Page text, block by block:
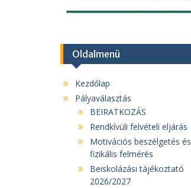
Oldalmenü
Kezdőlap
Pályaválasztás
BEIRATKOZÁS
Rendkívüli felvételi eljárás
Motivációs beszélgetés és
fizikális felmérés
Beiskolázási tájékoztató
2026/2027